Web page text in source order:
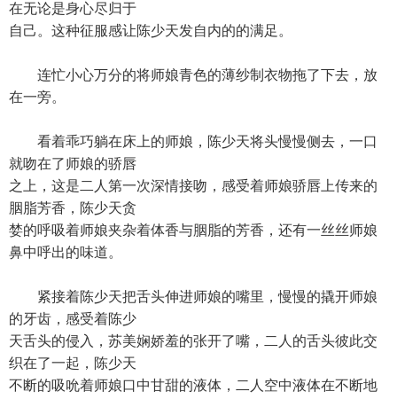
在无论是身心尽归于
自己。这种征服感让陈少天发自内的的满足。
连忙小心万分的将师娘青色的薄纱制衣物拖了下去，放
在一旁。
看着乖巧躺在床上的师娘，陈少天将头慢慢侧去，一口
就吻在了师娘的骄唇
之上，这是二人第一次深情接吻，感受着师娘骄唇上传来的
胭脂芳香，陈少天贪
婪的呼吸着师娘夹杂着体香与胭脂的芳香，还有一丝丝师娘
鼻中呼出的味道。
紧接着陈少天把舌头伸进师娘的嘴里，慢慢的撬开师娘
的牙齿，感受着陈少
天舌头的侵入，苏美娴娇羞的张开了嘴，二人的舌头彼此交
织在了一起，陈少天
不断的吸吮着师娘口中甘甜的液体，二人空中液体在不断地